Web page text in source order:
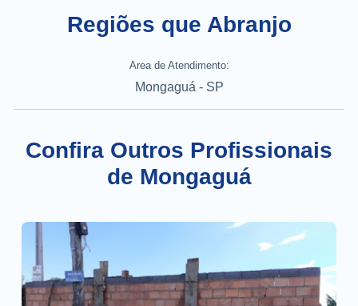
Regiões que Abranjo
Area de Atendimento:
Mongaguá - SP
Confira Outros Profissionais
de Mongaguá